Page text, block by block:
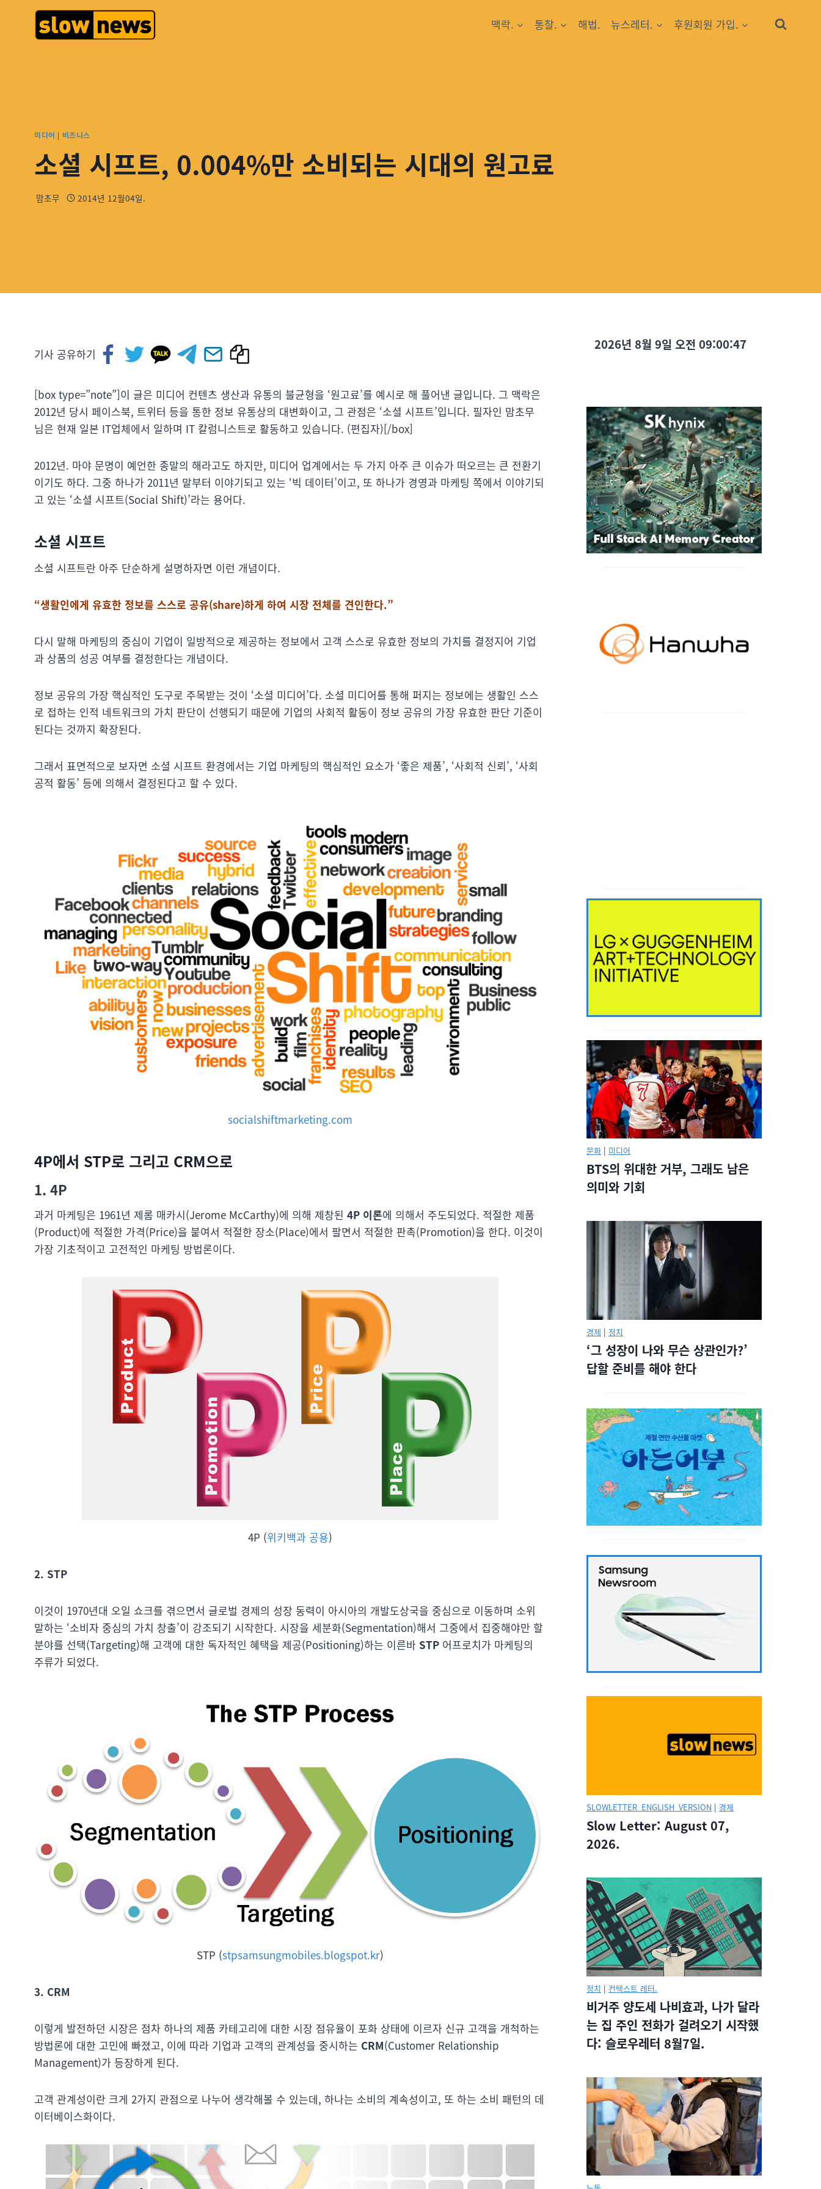
맥락. 통찰. 해법. 뉴스레터. 후원회원 가입.
미디어 | 비즈니스
소셜 시프트, 0.004%만 소비되는 시대의 원고료
맘초무 2014년 12월04일.
기사 공유하기
[box type=”note”]이 글은 미디어 컨텐츠 생산과 유통의 불균형을 ‘원고료’를 예시로 해 풀어낸 글입니다. 그 맥락은
2012년 당시 페이스북, 트위터 등을 통한 정보 유통상의 대변화이고, 그 관점은 ‘소셜 시프트’입니다. 필자인 맘초무
님은 현재 일본 IT업체에서 일하며 IT 칼럼니스트로 활동하고 있습니다. (편집자)[/box]
2012년. 마야 문명이 예언한 종말의 해라고도 하지만, 미디어 업계에서는 두 가지 아주 큰 이슈가 떠오르는 큰 전환기
이기도 하다. 그중 하나가 2011년 말부터 이야기되고 있는 ‘빅 데이터’이고, 또 하나가 경영과 마케팅 쪽에서 이야기되
고 있는 ‘소셜 시프트(Social Shift)’라는 용어다.
소셜 시프트
소셜 시프트란 아주 단순하게 설명하자면 이런 개념이다.
“생활인에게 유효한 정보를 스스로 공유(share)하게 하여 시장 전체를 견인한다.”
다시 말해 마케팅의 중심이 기업이 일방적으로 제공하는 정보에서 고객 스스로 유효한 정보의 가치를 결정지어 기업
과 상품의 성공 여부를 결정한다는 개념이다.
정보 공유의 가장 핵심적인 도구로 주목받는 것이 ‘소셜 미디어’다. 소셜 미디어를 통해 퍼지는 정보에는 생활인 스스
로 접하는 인적 네트워크의 가치 판단이 선행되기 때문에 기업의 사회적 활동이 정보 공유의 가장 유효한 판단 기준이
된다는 것까지 확장된다.
그래서 표면적으로 보자면 소셜 시프트 환경에서는 기업 마케팅의 핵심적인 요소가 ‘좋은 제품’, ‘사회적 신뢰’, ‘사회
공적 활동’ 등에 의해서 결정된다고 할 수 있다.
socialshiftmarketing.com
4P에서 STP로 그리고 CRM으로
1. 4P
과거 마케팅은 1961년 제롬 매카시(Jerome McCarthy)에 의해 제창된 4P 이론에 의해서 주도되었다. 적절한 제품
(Product)에 적절한 가격(Price)을 붙여서 적절한 장소(Place)에서 팔면서 적절한 판촉(Promotion)을 한다. 이것이
가장 기초적이고 고전적인 마케팅 방법론이다.
4P (위키백과 공용)
2. STP
이것이 1970년대 오일 쇼크를 겪으면서 글로벌 경제의 성장 동력이 아시아의 개발도상국을 중심으로 이동하며 소위
말하는 ‘소비자 중심의 가치 창출’이 강조되기 시작한다. 시장을 세분화(Segmentation)해서 그중에서 집중해야만 할
분야를 선택(Targeting)해 고객에 대한 독자적인 혜택을 제공(Positioning)하는 이른바 STP 어프로치가 마케팅의
주류가 되었다.
STP (stpsamsungmobiles.blogspot.kr)
3. CRM
이렇게 발전하던 시장은 점차 하나의 제품 카테고리에 대한 시장 점유율이 포화 상태에 이르자 신규 고객을 개척하는
방법론에 대한 고민에 빠졌고, 이에 따라 기업과 고객의 관계성을 중시하는 CRM(Customer Relationship
Management)가 등장하게 된다.
고객 관계성이란 크게 2가지 관점으로 나누어 생각해볼 수 있는데, 하나는 소비의 계속성이고, 또 하는 소비 패턴의 데
이터베이스화이다.
2026년 8월 9일 오전 09:00:48
문화 | 미디어
BTS의 위대한 거부, 그래도 남은
의미와 기회
경제 | 정치
‘그 성장이 나와 무슨 상관인가?’
답할 준비를 해야 한다
SLOWLETTER_ENGLISH_VERSION | 경제
Slow Letter: August 07,
2026.
정치 | 컨텍스트 레터.
비거주 양도세 나비효과, 나가 달라
는 집 주인 전화가 걸려오기 시작했
다: 슬로우레터 8월7일.